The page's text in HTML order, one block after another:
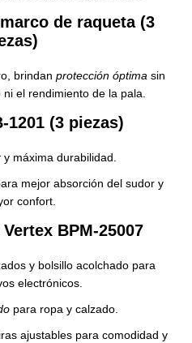
de raqueta (3
brindan protección óptima sin
el rendimiento de la pala.
1201 (3 piezas)
y máxima durabilidad.
mejor absorción del sudor y
confort.
BPM-25007
y bolsillo acolchado para
electrónicos.
para ropa y calzado.
ajustables para comodidad y